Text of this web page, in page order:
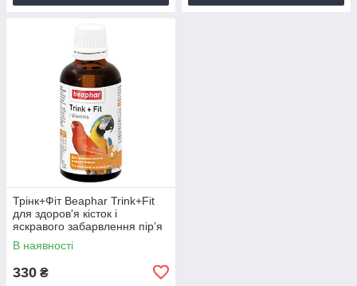
Трінк+Фіт Beaphar Trink+Fit
для здоров'я кісток і
яскравого забарвлення пір’я
птахів, 50 мл
В наявності
330 ₴